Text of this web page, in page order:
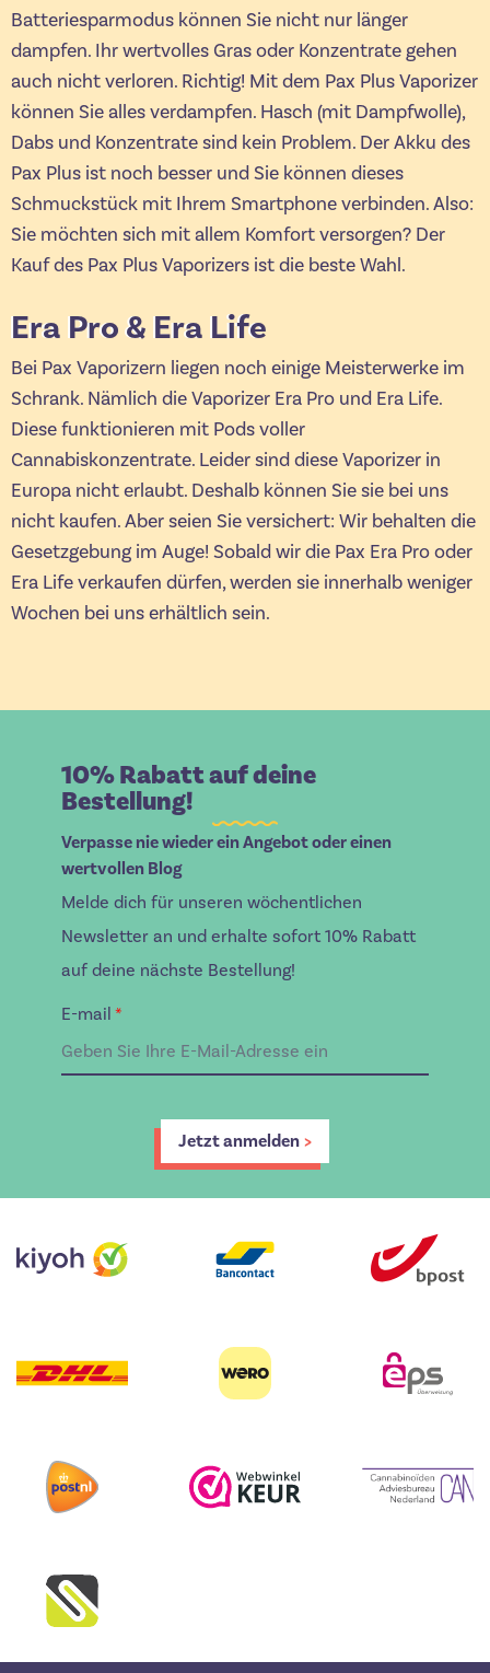
Batteriesparmodus können Sie nicht nur länger
dampfen. Ihr wertvolles Gras oder Konzentrate gehen
auch nicht verloren. Richtig! Mit dem Pax Plus Vaporizer
können Sie alles verdampfen. Hasch (mit Dampfwolle),
Dabs und Konzentrate sind kein Problem. Der Akku des
Pax Plus ist noch besser und Sie können dieses
Schmuckstück mit Ihrem Smartphone verbinden. Also:
Sie möchten sich mit allem Komfort versorgen? Der
Kauf des Pax Plus Vaporizers ist die beste Wahl.
Era Pro & Era Life
Bei Pax Vaporizern liegen noch einige Meisterwerke im
Schrank. Nämlich die Vaporizer Era Pro und Era Life.
Diese funktionieren mit Pods voller
Cannabiskonzentrate. Leider sind diese Vaporizer in
Europa nicht erlaubt. Deshalb können Sie sie bei uns
nicht kaufen. Aber seien Sie versichert: Wir behalten die
Gesetzgebung im Auge! Sobald wir die Pax Era Pro oder
Era Life verkaufen dürfen, werden sie innerhalb weniger
Wochen bei uns erhältlich sein.
10% Rabatt auf deine
Bestellung!
Verpasse nie wieder ein Angebot oder einen
wertvollen Blog
Melde dich für unseren wöchentlichen
Newsletter an und erhalte sofort 10% Rabatt
auf deine nächste Bestellung!
E-mail *
Jetzt anmelden >